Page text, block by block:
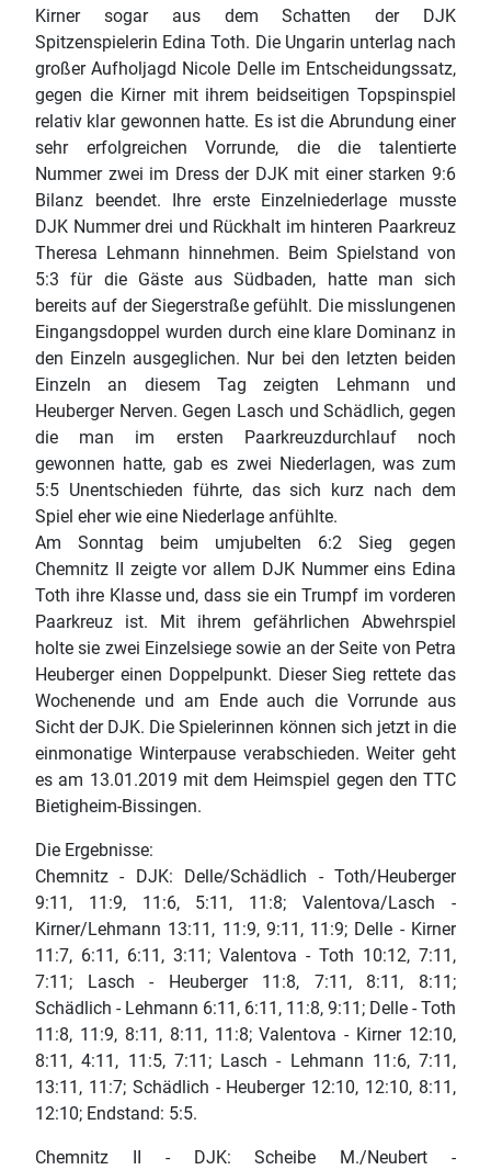
Kirner sogar aus dem Schatten der DJK
Spitzenspielerin Edina Toth. Die Ungarin unterlag nach
großer Aufholjagd Nicole Delle im Entscheidungssatz,
gegen die Kirner mit ihrem beidseitigen Topspinspiel
relativ klar gewonnen hatte. Es ist die Abrundung einer
sehr erfolgreichen Vorrunde, die die talentierte
Nummer zwei im Dress der DJK mit einer starken 9:6
Bilanz beendet. Ihre erste Einzelniederlage musste
DJK Nummer drei und Rückhalt im hinteren Paarkreuz
Theresa Lehmann hinnehmen. Beim Spielstand von
5:3 für die Gäste aus Südbaden, hatte man sich
bereits auf der Siegerstraße gefühlt. Die misslungenen
Eingangsdoppel wurden durch eine klare Dominanz in
den Einzeln ausgeglichen. Nur bei den letzten beiden
Einzeln an diesem Tag zeigten Lehmann und
Heuberger Nerven. Gegen Lasch und Schädlich, gegen
die man im ersten Paarkreuzdurchlauf noch
gewonnen hatte, gab es zwei Niederlagen, was zum
5:5 Unentschieden führte, das sich kurz nach dem
Spiel eher wie eine Niederlage anfühlte.
Am Sonntag beim umjubelten 6:2 Sieg gegen
Chemnitz II zeigte vor allem DJK Nummer eins Edina
Toth ihre Klasse und, dass sie ein Trumpf im vorderen
Paarkreuz ist. Mit ihrem gefährlichen Abwehrspiel
holte sie zwei Einzelsiege sowie an der Seite von Petra
Heuberger einen Doppelpunkt. Dieser Sieg rettete das
Wochenende und am Ende auch die Vorrunde aus
Sicht der DJK. Die Spielerinnen können sich jetzt in die
einmonatige Winterpause verabschieden. Weiter geht
es am 13.01.2019 mit dem Heimspiel gegen den TTC
Bietigheim-Bissingen.
Die Ergebnisse:
Chemnitz - DJK: Delle/Schädlich - Toth/Heuberger
9:11, 11:9, 11:6, 5:11, 11:8; Valentova/Lasch -
Kirner/Lehmann 13:11, 11:9, 9:11, 11:9; Delle - Kirner
11:7, 6:11, 6:11, 3:11; Valentova - Toth 10:12, 7:11,
7:11; Lasch - Heuberger 11:8, 7:11, 8:11, 8:11;
Schädlich - Lehmann 6:11, 6:11, 11:8, 9:11; Delle - Toth
11:8, 11:9, 8:11, 8:11, 11:8; Valentova - Kirner 12:10,
8:11, 4:11, 11:5, 7:11; Lasch - Lehmann 11:6, 7:11,
13:11, 11:7; Schädlich - Heuberger 12:10, 12:10, 8:11,
12:10; Endstand: 5:5.
Chemnitz II - DJK: Scheibe M./Neubert -